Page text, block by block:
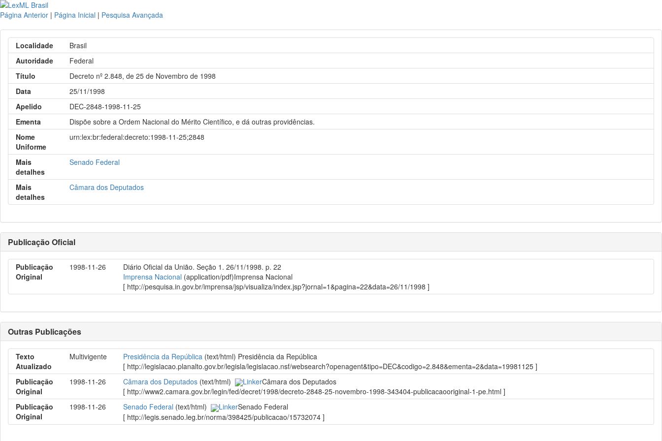
Página Anterior | Página Inicial | Pesquisa Avançada
Localidade
Brasil
Autoridade
Federal
Título
Decreto nº 2.848, de 25 de Novembro de 1998
Data
25/11/1998
Apelido
DEC-2848-1998-11-25
Ementa
Dispõe sobre a Ordem Nacional do Mérito Científico, e dá outras providências.
Nome
Uniforme
urn:lex:br:federal:decreto:1998-11-25;2848
Mais
detalhes
Senado Federal
Mais
detalhes
Câmara dos Deputados
Publicação Oficial
Publicação
Original
1998-11-26
Diário Oficial da União. Seção 1. 26/11/1998. p. 22
Imprensa Nacional (application/pdf)Imprensa Nacional
[ http://pesquisa.in.gov.br/imprensa/jsp/visualiza/index.jsp?jornal=1&pagina=22&data=26/11/1998 ]
Outras Publicações
Texto
Atualizado
Multivigente Presidência da República (text/html) Presidência da República
[ http://legislacao.planalto.gov.br/legisla/legislacao.nsf/websearch?openagent&tipo=DEC&codigo=2.848&ementa=2&data=19981125 ]
Publicação
Original
1998-11-26 Câmara dos Deputados (text/html) LinkerCâmara dos Deputados
[ http://www2.camara.gov.br/legin/fed/decret/1998/decreto-2848-25-novembro-1998-343404-publicacaooriginal-1-pe.html ]
Publicação
Original
1998-11-26 Senado Federal (text/html) LinkerSenado Federal
[ http://legis.senado.leg.br/norma/398425/publicacao/15732074 ]